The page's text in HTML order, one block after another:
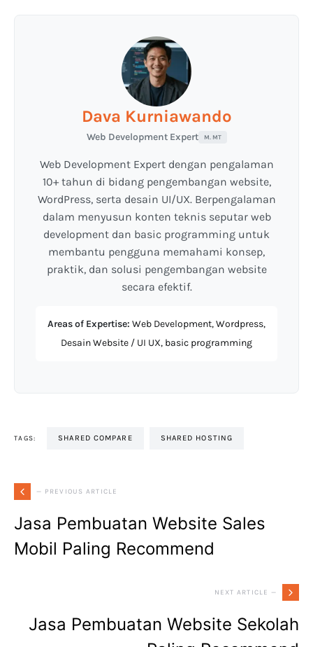
Dava Kurniawando
Web Development Expert M. MT
Web Development Expert dengan pengalaman
10+ tahun di bidang pengembangan website,
WordPress, serta desain UI/UX. Berpengalaman
dalam menyusun konten teknis seputar web
development dan basic programming untuk
membantu pengguna memahami konsep,
praktik, dan solusi pengembangan website
secara efektif.
Areas of Expertise: Web Development, Wordpress,
Desain Website / UI UX, basic programming
TAGS: SHARED COMPARE SHARED HOSTING
— PREVIOUS ARTICLE
Jasa Pembuatan Website Sales
Mobil Paling Recommend
NEXT ARTICLE —
Jasa Pembuatan Website Sekolah